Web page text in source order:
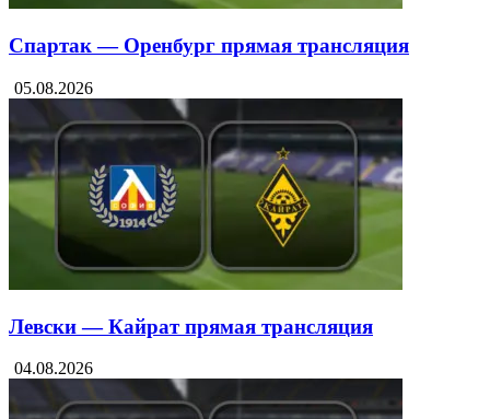
Спартак — Оренбург прямая трансляция
05.08.2026
Левски — Кайрат прямая трансляция
04.08.2026